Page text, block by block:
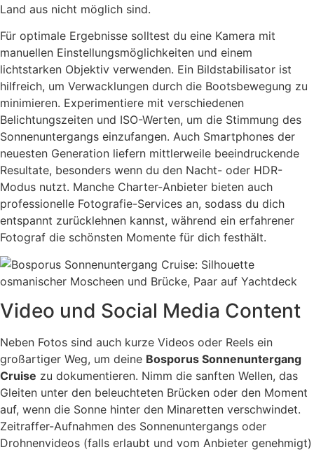
Land aus nicht möglich sind.
Für optimale Ergebnisse solltest du eine Kamera mit
manuellen Einstellungsmöglichkeiten und einem
lichtstarken Objektiv verwenden. Ein Bildstabilisator ist
hilfreich, um Verwacklungen durch die Bootsbewegung zu
minimieren. Experimentiere mit verschiedenen
Belichtungszeiten und ISO-Werten, um die Stimmung des
Sonnenuntergangs einzufangen. Auch Smartphones der
neuesten Generation liefern mittlerweile beeindruckende
Resultate, besonders wenn du den Nacht- oder HDR-
Modus nutzt. Manche Charter-Anbieter bieten auch
professionelle Fotografie-Services an, sodass du dich
entspannt zurücklehnen kannst, während ein erfahrener
Fotograf die schönsten Momente für dich festhält.
Video und Social Media Content
Neben Fotos sind auch kurze Videos oder Reels ein
großartiger Weg, um deine Bosporus Sonnenuntergang
Cruise zu dokumentieren. Nimm die sanften Wellen, das
Gleiten unter den beleuchteten Brücken oder den Moment
auf, wenn die Sonne hinter den Minaretten verschwindet.
Zeitraffer-Aufnahmen des Sonnenuntergangs oder
Drohnenvideos (falls erlaubt und vom Anbieter genehmigt)